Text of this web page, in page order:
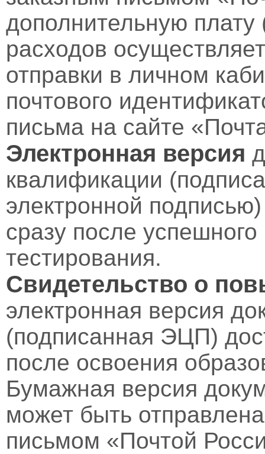
дополнительную
расходов
отправки в личном
почтового
письма на сайте
Электронная версия
квалификации
электронной
сразу после
тестирования.
Свидетельство о
электронная версия
(подписанная ЭЦП)
после освоения
Бумажная версия
может быть
письмом «Почтой